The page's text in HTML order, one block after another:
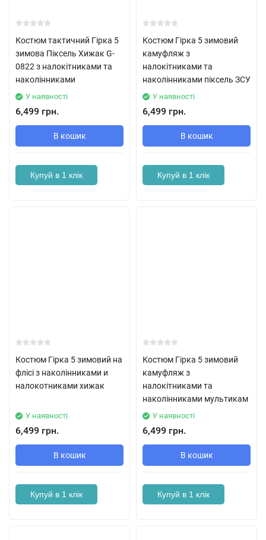
Костюм тактичний Гірка 5
зимова Піксель Хижак G-
0822 з налокітниками та
наколінниками
У наявності
6,499 грн.
В кошик
Купуй в 1 клік
Костюм Гірка 5 зимовий
камуфляж з
налокітниками та
наколінниками піксель ЗСУ
У наявності
6,499 грн.
В кошик
Купуй в 1 клік
Костюм Гірка 5 зимовий на
флісі з наколінниками и
налокотниками хижак
У наявності
6,499 грн.
В кошик
Купуй в 1 клік
Костюм Гірка 5 зимовий
камуфляж з
налокітниками та
наколінниками мультикам
У наявності
6,499 грн.
В кошик
Купуй в 1 клік